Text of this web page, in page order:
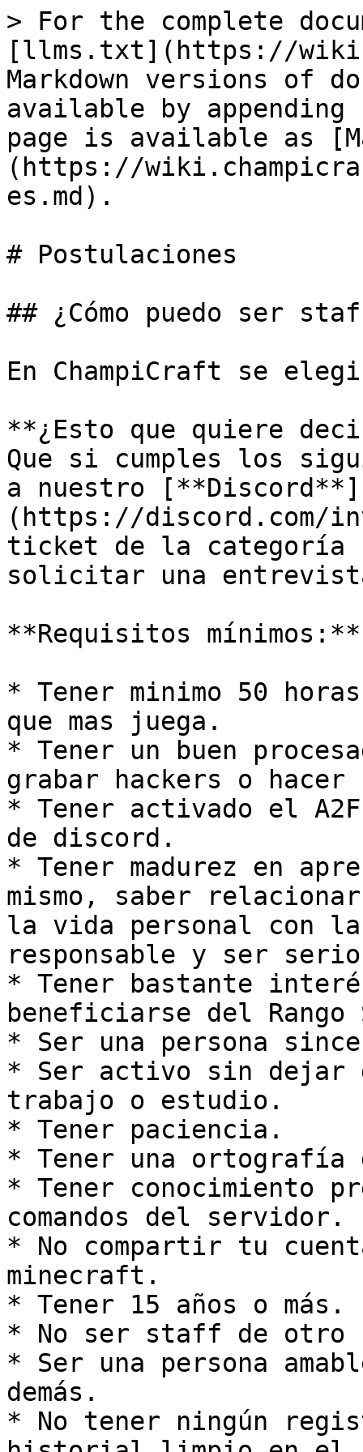
> For the complete
[llms.txt](https://
Markdown versions of
available by
page is available as
(https://
es.md).
# Postulaciones
## ¿Cómo puedo ser
En ChampiCraft se
**¿Esto que quiere
Que si cumples los
a nuestro [**Discord**]
(https://discord.com/
ticket de la categoría
solicitar una
**Requisitos mínimos:**
* Tener minimo 50
que mas juega.
* Tener un buen
grabar hackers o hacer
* Tener activado el
de discord.
* Tener madurez en
mismo, saber
la vida personal con
responsable y ser
* Tener bastante
beneficiarse del
* Ser una persona
* Ser activo sin dejar
trabajo o estudio.
* Tener paciencia.
* Tener una ortografía
* Tener conocimiento
comandos del servidor.
* No compartir tu
minecraft.
* Tener 15 años o más.
* No ser staff de otro
* Ser una persona
demás.
* No tener ningún